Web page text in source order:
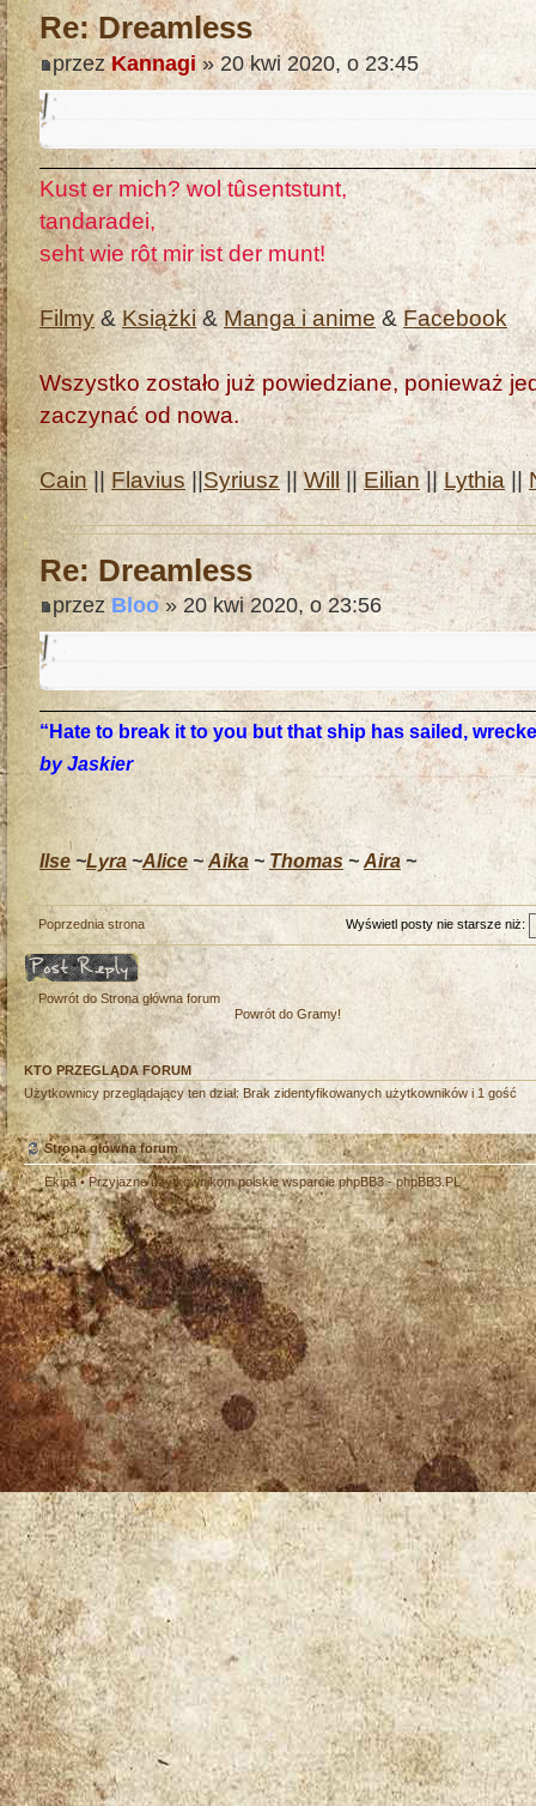
Re: Dreamless
przezKannagi» 20 kwi 2020, o 23:45
Kust er mich? wol tûsentstunt,
tandaradei,
seht wie rôt mir ist der munt!
Filmy&Książki&Manga i anime& Facebook
Wszystko zostało już powiedziane, ponieważ
zaczynać od nowa.
Cain|| Flavius||Syriusz||Will||Eilian||Lythia ||
Re: Dreamless
przezBloo» 20 kwi 2020, o 23:56
“Hate to break it to you but that ship has sailed,
by Jaskier
Ilse ~Lyra ~Alice ~Aika ~ Thomas~ Aira~
Poprzednia strona Wyświetl posty nie starsze niż:
Odpowiedz
Powrót do Strona główna forum
Powrót do Gramy!
KTO PRZEGLĄDA FORUM
Użytkownicy przeglądający ten dział: Brak zidentyfikowanych użytkowników i 1 gość
Strona główna forum
Ekipa• Przyjazne użytkownikom polskie wsparcie phpBB3 -phpBB3.PL